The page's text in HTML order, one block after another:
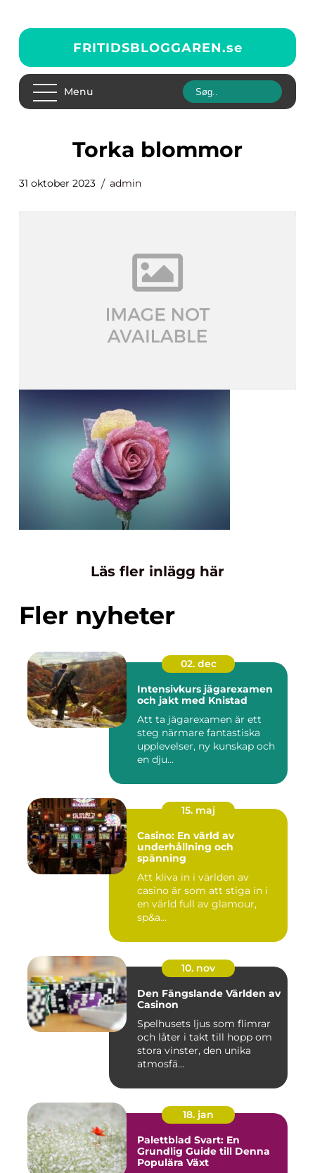
FRITIDSBLOGGAREN.se
Menu
torka blommor
31 oktober 2023 admin
Läs fler inlägg här
Fler nyheter
02. dec
Intensivkurs jägarexamen
och jakt med Knistad
Att ta jägarexamen är ett
steg närmare fantastiska
upplevelser, ny kunskap och
en dju...
15. maj
Casino: En värld av
underhållning och
spänning
Att kliva in i världen av
casino är som att stiga in i
en värld full av glamour,
sp&a...
10. nov
Den Fängslande Världen av
Casinon
Spelhusets ljus som flimrar
och låter i takt till hopp om
stora vinster, den unika
atmosfä...
18. jan
Palettblad Svart: En
Grundlig Guide till Denna
Populära Växt